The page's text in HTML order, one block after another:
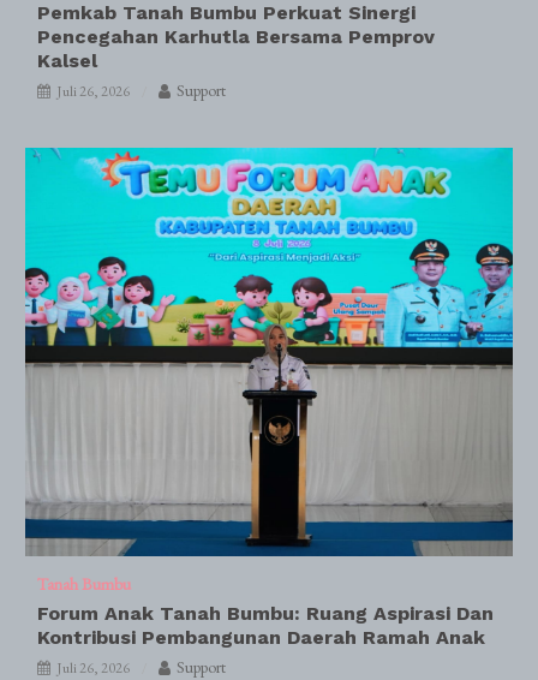
Pemkab Tanah Bumbu Perkuat Sinergi
Pencegahan Karhutla Bersama Pemprov
Kalsel
Juli 26, 2026 Support
Tanah Bumbu
Forum Anak Tanah Bumbu: Ruang Aspirasi Dan
Kontribusi Pembangunan Daerah Ramah Anak
Juli 26, 2026 Support